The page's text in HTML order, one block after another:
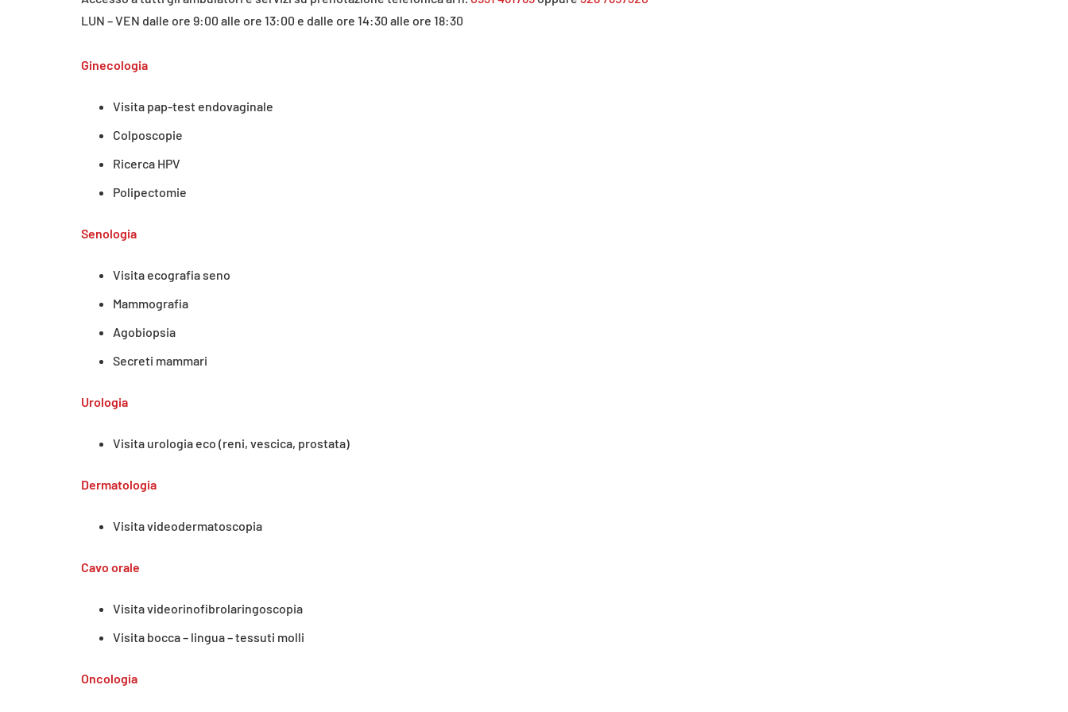
LUN – VEN dalle ore 9:00 alle ore 13:00 e dalle ore 14:30 alle ore 18:30
Ginecologia
Visita pap-test endovaginale
Colposcopie
Ricerca HPV
Polipectomie
Senologia
Visita ecografia seno
Mammografia
Agobiopsia
Secreti mammari
Urologia
Visita urologia eco (reni, vescica, prostata)
Dermatologia
Visita videodermatoscopia
Cavo orale
Visita videorinofibrolaringoscopia
Visita bocca – lingua – tessuti molli
Oncologia